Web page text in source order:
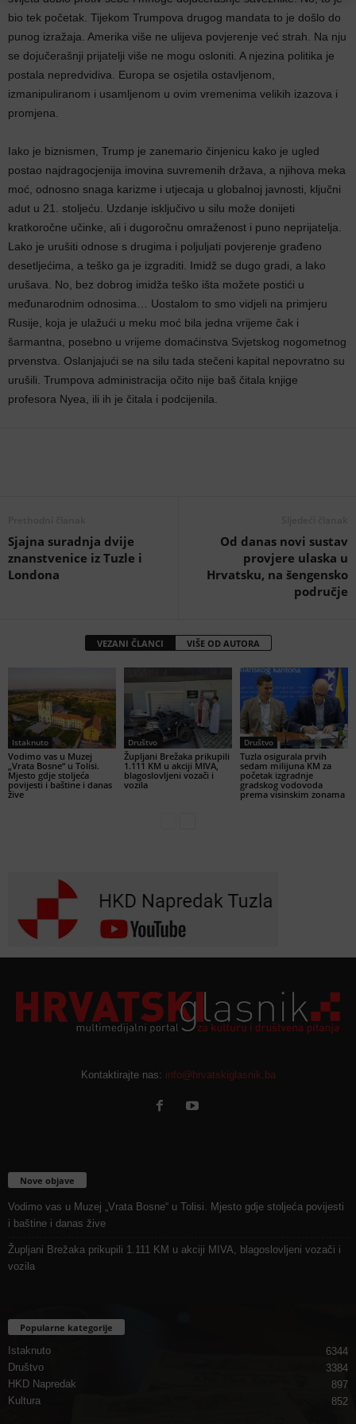
bio tek početak. Tijekom Trumpova drugog mandata to je došlo do
punog izražaja. Amerika više ne ulijeva povjerenje već strah. Na nju
se dojučerašnji prijatelji više ne mogu osloniti. A njezina politika je
postala nepredvidiva. Europa se osjetila ostavljenom,
izmanipuliranom i usamljenom u ovim vremenima velikih izazova i
promjena.
Iako je biznismen, Trump je zanemario činjenicu kako je ugled
postao najdragocjenija imovina suvremenih država, a njihova meka
moć, odnosno snaga karizme i utjecaja u globalnoj javnosti, ključni
adut u 21. stoljeću. Uzdanje isključivo u silu može donijeti
kratkoročne učinke, ali i dugoročnu omraženost i puno neprijatelja.
Lako je urušiti odnose s drugima i poljuljati povjerenje građeno
desetljećima, a teško ga je izgraditi. Imidž se dugo gradi, a lako
urušava. No, bez dobrog imidža teško išta možete postići u
međunarodnim odnosima… Uostalom to smo vidjeli na primjeru
Rusije, koja je ulažući u meku moć bila jedna vrijeme čak i
šarmantna, posebno u vrijeme domaćinstva Svjetskog nogometnog
prvenstva. Oslanjajući se na silu tada stečeni kapital nepovratno su
urušili. Trumpova administracija očito nije baš čitala knjige
profesora Nyea, ili ih je čitala i podcijenila.
Sjajna suradnja dvije
znanstvenice iz Tuzle i
Londona
Od danas novi sustav
provjere ulaska u
Hrvatsku, na šengensko
područje
VEZANI ČLANCI VIŠE OD AUTORA
Istaknuto
Vodimo vas u Muzej
„Vrata Bosne“ u Tolisi.
Mjesto gdje stoljeća
povijesti i baštine i danas
žive
Društvo
Župljani Brežaka prikupili
1.111 KM u akciji MIVA,
blagoslovljeni vozači i
vozila
Društvo
Tuzla osigurala prvih
sedam milijuna KM za
početak izgradnje
gradskog vodovoda
prema visinskim zonama
Kontaktirajte nas: info@hrvatskiglasnik.ba
Nove objave
Vodimo vas u Muzej „Vrata Bosne“ u Tolisi. Mjesto gdje stoljeća povijesti
i baštine i danas žive
Župljani Brežaka prikupili 1.111 KM u akciji MIVA, blagoslovljeni vozači i
vozila
Popularne kategorije
Istaknuto
6344
Društvo
3384
HKD Napredak
897
Kultura
852